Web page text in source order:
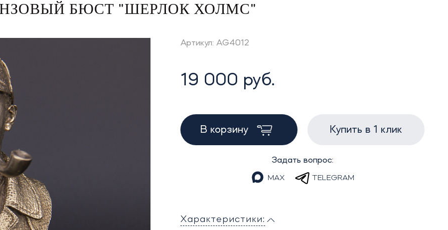
БЮСТ "ШЕРЛОК ХОЛМС"
Артикул: AG4012
19 000 руб.
В корзину Купить в 1 клик
Задать вопрос:
MAX TELEGRAM
Характеристики: